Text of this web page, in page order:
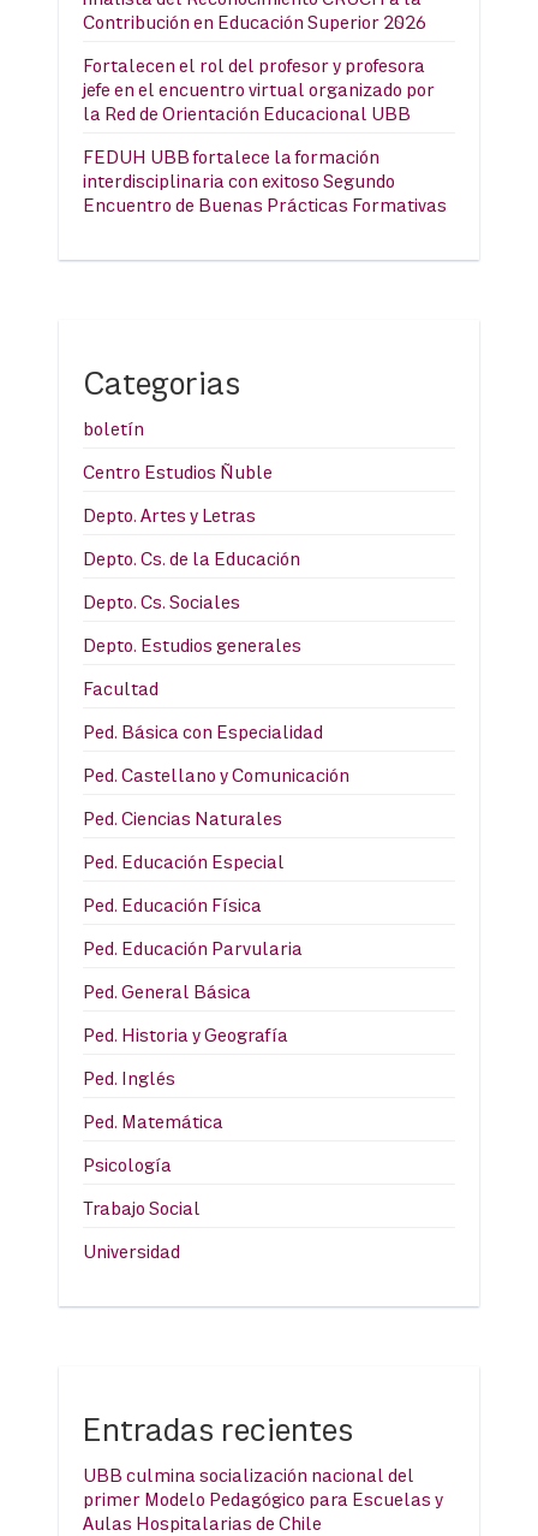
Contribución en Educación Superior 2026
Fortalecen el rol del profesor y profesora
jefe en el encuentro virtual organizado por
la Red de Orientación Educacional UBB
FEDUH UBB fortalece la formación
interdisciplinaria con exitoso Segundo
Encuentro de Buenas Prácticas Formativas
Categorias
boletín
Centro Estudios Ñuble
Depto. Artes y Letras
Depto. Cs. de la Educación
Depto. Cs. Sociales
Depto. Estudios generales
Facultad
Ped. Básica con Especialidad
Ped. Castellano y Comunicación
Ped. Ciencias Naturales
Ped. Educación Especial
Ped. Educación Física
Ped. Educación Parvularia
Ped. General Básica
Ped. Historia y Geografía
Ped. Inglés
Ped. Matemática
Psicología
Trabajo Social
Universidad
Entradas recientes
UBB culmina socialización nacional del
primer Modelo Pedagógico para Escuelas y
Aulas Hospitalarias de Chile